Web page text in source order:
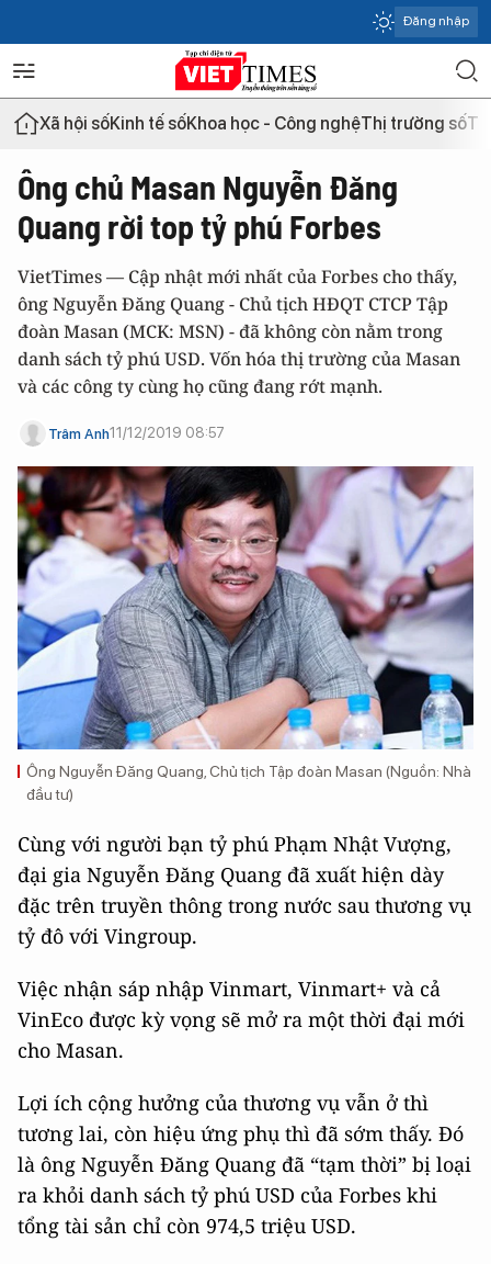
Đăng nhập
Xã hội sốKinh tế sốKhoa học - Công nghệThị trường số
Ông chủ Masan Nguyễn Đăng
Quang rời top tỷ phú Forbes
VietTimes — Cập nhật mới nhất của Forbes cho thấy,
ông Nguyễn Đăng Quang - Chủ tịch HĐQT CTCP Tập
đoàn Masan (MCK: MSN) - đã không còn nằm trong
danh sách tỷ phú USD. Vốn hóa thị trường của Masan
và các công ty cùng họ cũng đang rớt mạnh.
Trâm Anh11/12/2019 08:57
Ông Nguyễn Đăng Quang, Chủ tịch Tập đoàn Masan (Nguồn: Nhà
đầu tư)
Cùng với người bạn tỷ phú Phạm Nhật Vượng,
đại gia Nguyễn Đăng Quang đã xuất hiện dày
đặc trên truyền thông trong nước sau thương vụ
tỷ đô với Vingroup.
Việc nhận sáp nhập Vinmart, Vinmart+ và cả
VinEco được kỳ vọng sẽ mở ra một thời đại mới
cho Masan.
Lợi ích cộng hưởng của thương vụ vẫn ở thì
tương lai, còn hiệu ứng phụ thì đã sớm thấy. Đó
là ông Nguyễn Đăng Quang đã “tạm thời” bị loại
ra khỏi danh sách tỷ phú USD của Forbes khi
tổng tài sản chỉ còn 974,5 triệu USD.